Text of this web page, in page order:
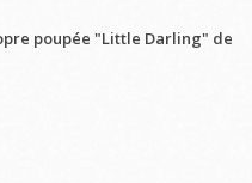
poupée "Little Darling" de